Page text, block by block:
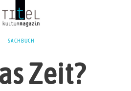
SACHBUCH
Zeit?